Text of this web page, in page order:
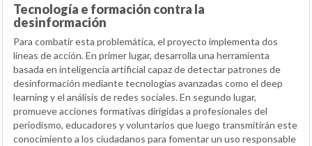
Tecnología e formación contra la
desinformación
Para combatir esta problemática, el proyecto implementa dos
líneas de acción. En primer lugar, desarrolla una herramienta
basada en inteligencia artificial capaz de detectar patrones de
desinformación mediante tecnologías avanzadas como el deep
learning y el análisis de redes sociales. En segundo lugar,
promueve acciones formativas dirigidas a profesionales del
periodismo, educadores y voluntarios que luego transmitirán este
conocimiento a los ciudadanos para fomentar un uso responsable